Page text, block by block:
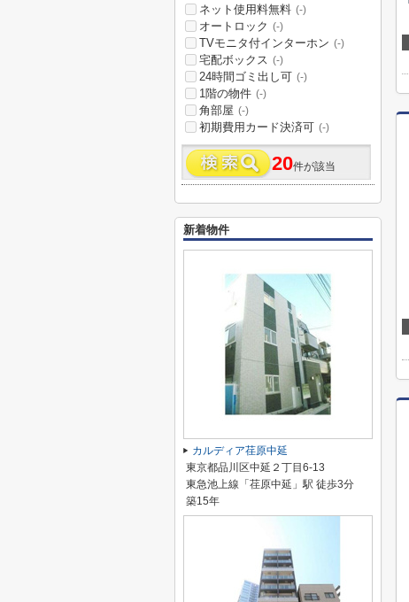
ネット使用料無料 (-)
オートロック (-)
TVモニタ付インターホン (-)
宅配ボックス (-)
24時間ゴミ出し可 (-)
1階の物件 (-)
角部屋 (-)
初期費用カード決済可 (-)
20件が該当
新着物件
カルディア荏原中延
東京都品川区中延２丁目6-13
東急池上線「荏原中延」駅 徒歩3分
築15年